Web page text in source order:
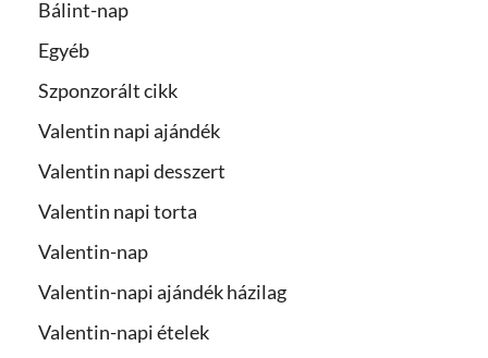
Bálint-nap
Egyéb
Szponzorált cikk
Valentin napi ajándék
Valentin napi desszert
Valentin napi torta
Valentin-nap
Valentin-napi ajándék házilag
Valentin-napi ételek